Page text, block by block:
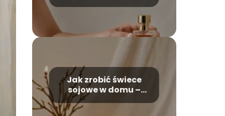
Jak zrobić świece
sojowe w domu –
poradnik dla
początkujących